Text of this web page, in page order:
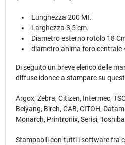
Lunghezza 200 Mt.
Larghezza 3,5 cm.
Diametro esterno rotolo 18
diametro anima foro centrale
Di seguito un breve elenco delle
diffuse idonee a stampare su
Argox, Zebra, Citizen, Intermec,
Beiyang, Birch, CAB, CITOH,
Monarch, Printronix, Serisi,
Stampabili con tutti i software fra